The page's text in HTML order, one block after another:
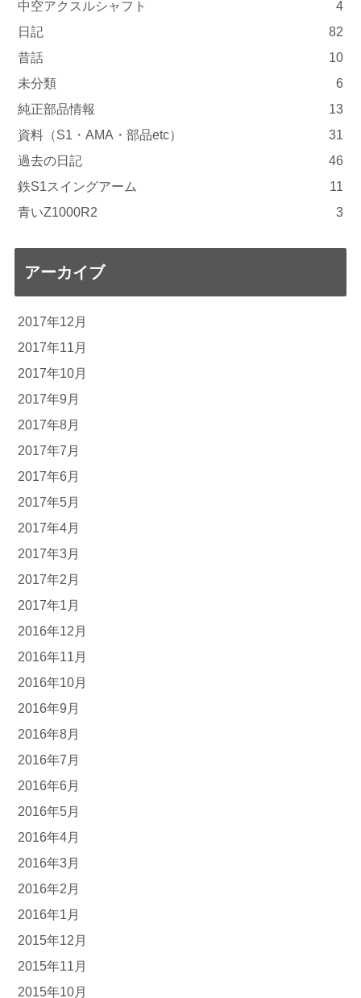
中空アクスルシャフト
4
日記
82
昔話
10
未分類
6
純正部品情報
13
資料（S1・AMA・部品etc）
31
過去の日記
46
鉄S1スイングアーム
11
青いZ1000R2
3
アーカイブ
2017年12月
2017年11月
2017年10月
2017年9月
2017年8月
2017年7月
2017年6月
2017年5月
2017年4月
2017年3月
2017年2月
2017年1月
2016年12月
2016年11月
2016年10月
2016年9月
2016年8月
2016年7月
2016年6月
2016年5月
2016年4月
2016年3月
2016年2月
2016年1月
2015年12月
2015年11月
2015年10月